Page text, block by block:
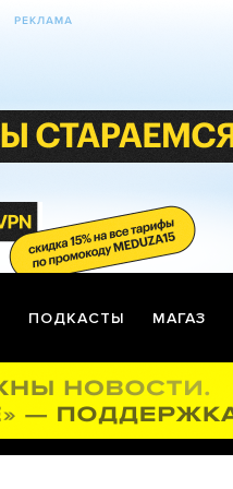
ПОДКАСТЫ МАГАЗ